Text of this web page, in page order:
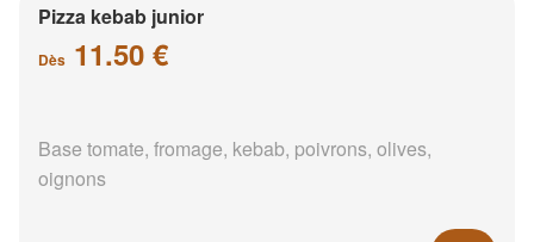
Pizza kebab junior
Dès 11.50 €
Base tomate, fromage, kebab, poivrons, olives,
oignons